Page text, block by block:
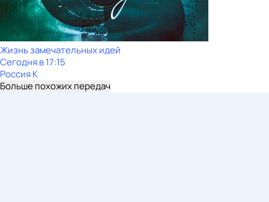
Жизнь замечательных идей
Сегодня в 17:15
Россия К
Больше похожих передач